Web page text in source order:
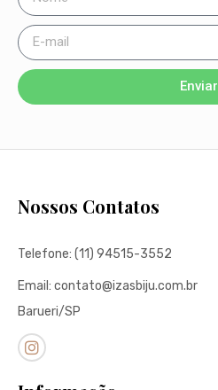
Enviar
Nossos Contatos
Telefone: (11) 94515-3552
Email: contato@izasbiju.com.br
Barueri/SP